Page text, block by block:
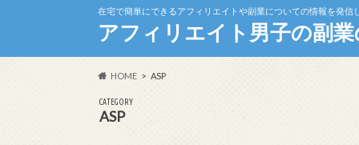
在宅で簡単にできるアフィリエイトや副業についての情報を発信
アフィリエイト男子の副
HOME ASP
CATEGORY
ASP